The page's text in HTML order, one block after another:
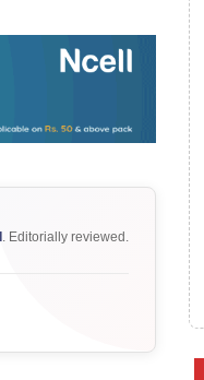
. Editorially reviewed.